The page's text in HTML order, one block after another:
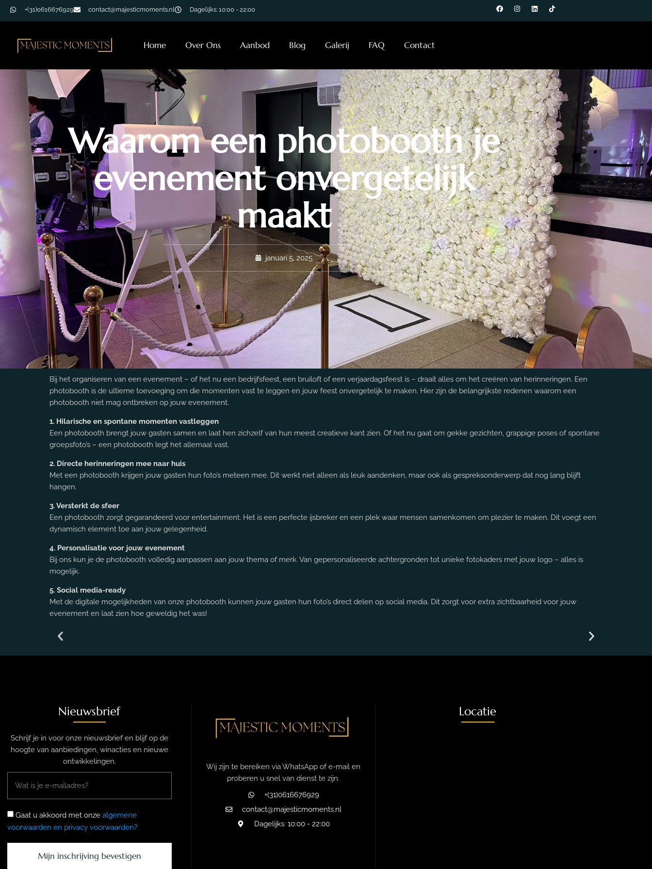
+(31)0616676929 contact@majesticmoments.nl Dagelijks: 10:00 - 22:00
Home Over Ons Aanbod Blog Galerij FAQ Contact
Waarom een photobooth je
evenement onvergetelijk
maakt
januari 5, 2025
Bij het organiseren van een evenement – of het nu een bedrijfsfeest, een bruiloft of een verjaardagsfeest is – draait alles om het creëren van herinneringen. Een
photobooth is de ultieme toevoeging om die momenten vast te leggen en jouw feest onvergetelijk te maken. Hier zijn de belangrijkste redenen waarom een
photobooth niet mag ontbreken op jouw evenement.
1. Hilarische en spontane momenten vastleggen
Een photobooth brengt jouw gasten samen en laat hen zichzelf van hun meest creatieve kant zien. Of het nu gaat om gekke gezichten, grappige poses of spontane
groepsfoto’s – een photobooth legt het allemaal vast.
2. Directe herinneringen mee naar huis
Met een photobooth krijgen jouw gasten hun foto’s meteen mee. Dit werkt niet alleen als leuk aandenken, maar ook als gespreksonderwerp dat nog lang blijft
hangen.
3. Versterkt de sfeer
Een photobooth zorgt gegarandeerd voor entertainment. Het is een perfecte ijsbreker en een plek waar mensen samenkomen om plezier te maken. Dit voegt een
dynamisch element toe aan jouw gelegenheid.
4. Personalisatie voor jouw evenement
Bij ons kun je de photobooth volledig aanpassen aan jouw thema of merk. Van gepersonaliseerde achtergronden tot unieke fotokaders met jouw logo – alles is
mogelijk.
5. Social media-ready
Met de digitale mogelijkheden van onze photobooth kunnen jouw gasten hun foto’s direct delen op social media. Dit zorgt voor extra zichtbaarheid voor jouw
evenement en laat zien hoe geweldig het was!
Nieuwsbrief
Schrijf je in voor onze nieuwsbrief en blijf op de
hoogte van aanbiedingen, winacties en nieuwe
ontwikkelingen.
Gaat u akkoord met onze algemene
voorwaarden en privacy voorwaarden?
Mijn inschrijving bevestigen
Wij zijn te bereiken via WhatsApp of e-mail en
proberen u snel van dienst te zijn.
+(31)0616676929
contact@majesticmoments.nl
Dagelijks: 10:00 - 22:00
Locatie